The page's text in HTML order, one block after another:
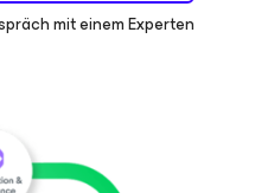
mit einem Experten